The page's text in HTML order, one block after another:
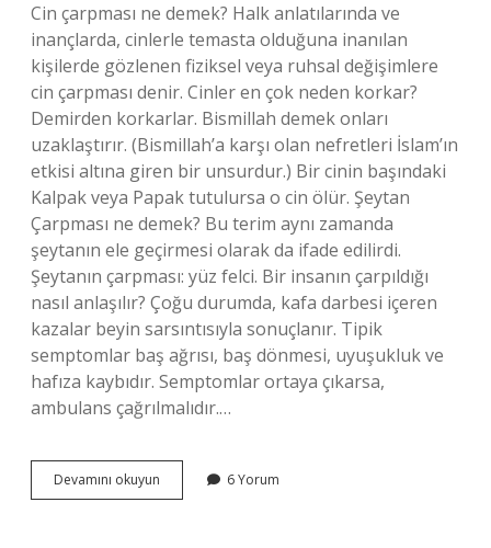
Cin çarpması ne demek? Halk anlatılarında ve
inançlarda, cinlerle temasta olduğuna inanılan
kişilerde gözlenen fiziksel veya ruhsal değişimlere
cin çarpması denir. Cinler en çok neden korkar?
Demirden korkarlar. Bismillah demek onları
uzaklaştırır. (Bismillah’a karşı olan nefretleri İslam’ın
etkisi altına giren bir unsurdur.) Bir cinin başındaki
Kalpak veya Papak tutulursa o cin ölür. Şeytan
Çarpması ne demek? Bu terim aynı zamanda
şeytanın ele geçirmesi olarak da ifade edilirdi.
Şeytanın çarpması: yüz felci. Bir insanın çarpıldığı
nasıl anlaşılır? Çoğu durumda, kafa darbesi içeren
kazalar beyin sarsıntısıyla sonuçlanır. Tipik
semptomlar baş ağrısı, baş dönmesi, uyuşukluk ve
hafıza kaybıdır. Semptomlar ortaya çıkarsa,
ambulans çağrılmalıdır.…
Devamını okuyun
Çarpmış
6 Yorum